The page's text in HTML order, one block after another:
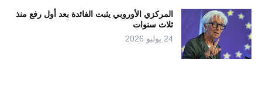
المركزي الأوروبي يثبت الفائدة بعد أول رفع منذ
ثلاث سنوات
24 يوليو 2026